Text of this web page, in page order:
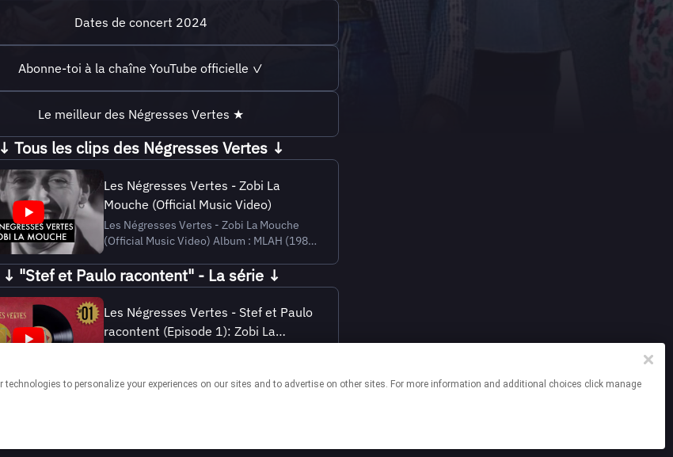
Dates de concert 2024
Abonne-toi à la chaîne YouTube officielle ✓
Le meilleur des Négresses Vertes ★
↓ Tous les clips des Négresses Vertes ↓
Les Négresses Vertes - Zobi La
Mouche (Official Music Video)
Les Négresses Vertes - Zobi La Mouche
(Official Music Video) Album : MLAH (1988)
channel :
https://negressesvertes.lnk.to/ytsub Listen
to Les Négresses Vertes Essentials playlist
: https://lesnegressesvertes....
↓ "Stef et Paulo racontent" - La série ↓
Les Négresses Vertes - Stef et Paulo
racontent (Episode 1): Zobi La
La Mouche ! Abonnez-vous à la chaine
Négresses Vertes : https:/...